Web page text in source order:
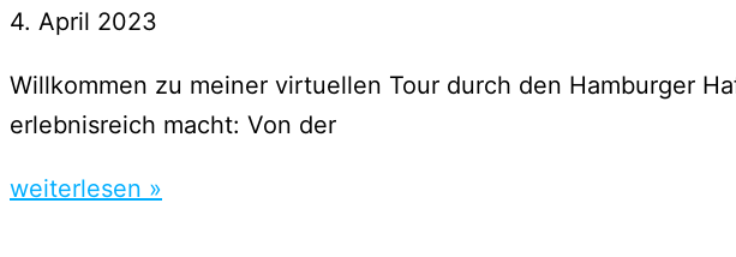
4. April 2023
Willkommen zu meiner virtuellen Tour durch den Hamburger
erlebnisreich macht: Von der
weiterlesen »